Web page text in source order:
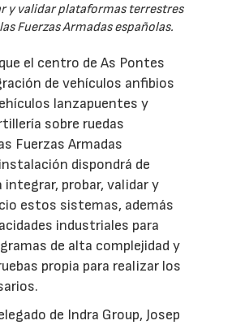
y validar plataformas terrestres
Fuerzas Armadas españolas.
el centro de As Pontes
de vehículos anfibios
lanzapuentes y
sobre ruedas
Fuerzas Armadas
dispondrá de
integrar, probar, validar y
estos sistemas, además
industriales para
de alta complejidad y
propia para realizar los
de Indra Group, Josep